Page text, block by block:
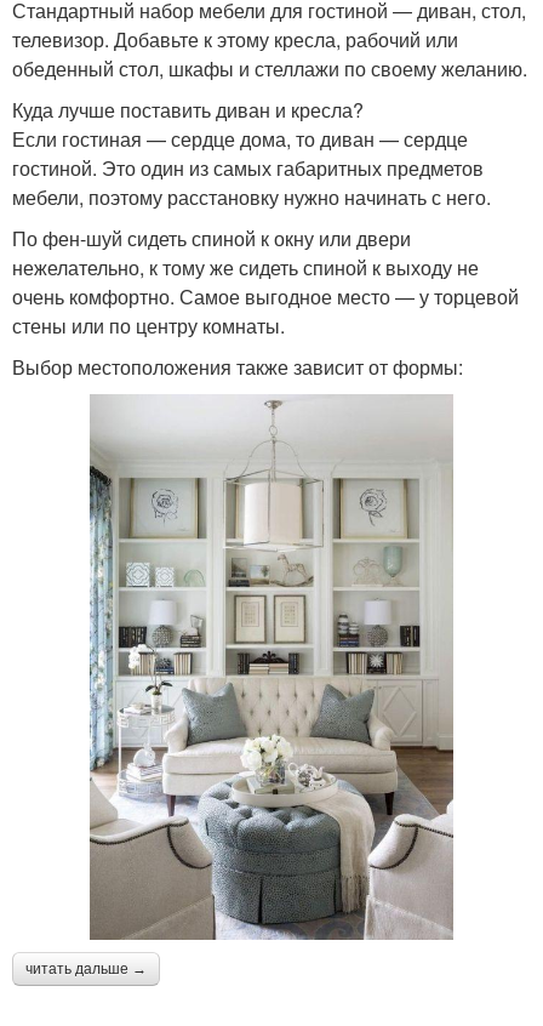
Стандартный набор мебели для гостиной — диван, стол,
телевизор. Добавьте к этому кресла, рабочий или
обеденный стол, шкафы и стеллажи по своему желанию.
Куда лучше поставить диван и кресла?
Если гостиная — сердце дома, то диван — сердце
гостиной. Это один из самых габаритных предметов
мебели, поэтому расстановку нужно начинать с него.
По фен-шуй сидеть спиной к окну или двери
нежелательно, к тому же сидеть спиной к выходу не
очень комфортно. Самое выгодное место — у торцевой
стены или по центру комнаты.
Выбор местоположения также зависит от формы:
читать дальше →